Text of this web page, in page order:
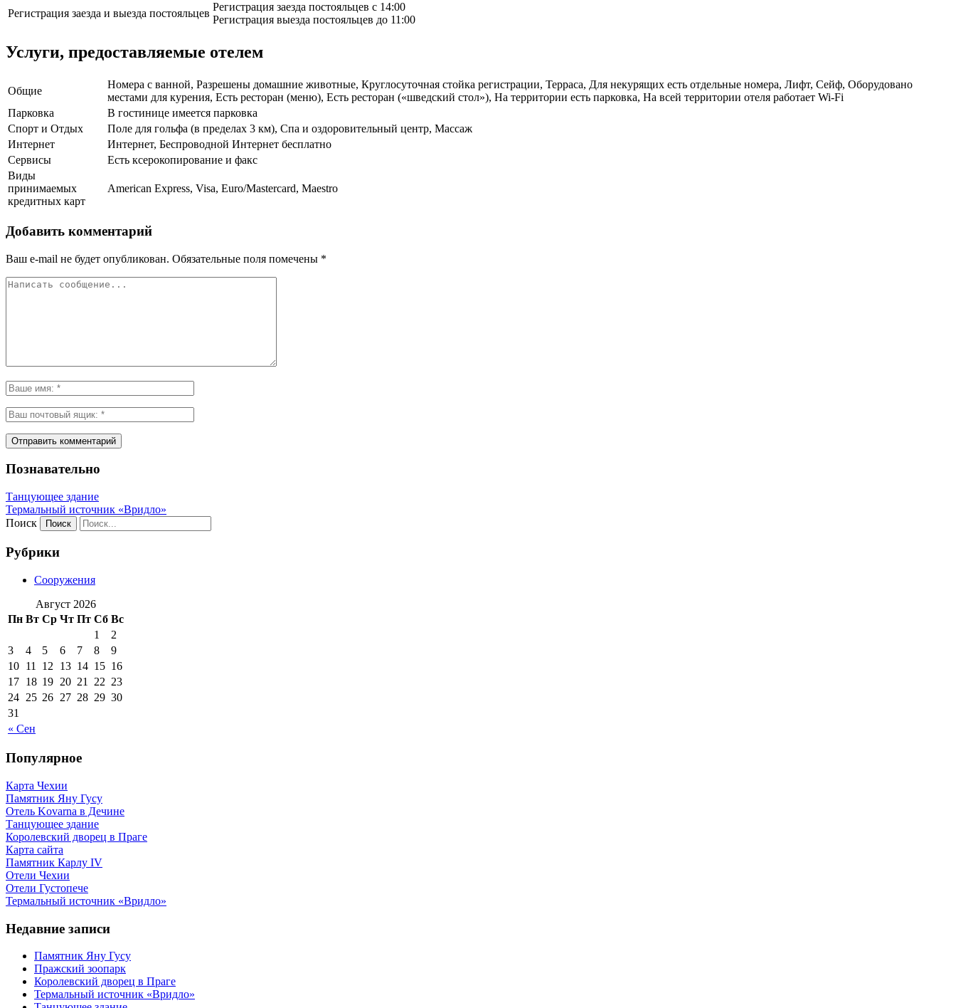
Регистрация заезда и выезда постояльцев
Регистрация заезда постояльцев с 14:00
Регистрация выезда постояльцев до 11:00
Услуги, предоставляемые отелем
Общие
Номера с ванной, Разрешены домашние животные, Круглосуточная стойка регистрации, Терраса, Для некурящих есть отдельные номера, Лифт, Сейф, Оборудовано
местами для курения, Есть ресторан (меню), Есть ресторан («шведский стол»), На территории есть парковка, На всей территории отеля работает Wi-Fi
Парковка
В гостинице имеется парковка
Спорт и Отдых
Поле для гольфа (в пределах 3 км), Спа и оздоровительный центр, Массаж
Интернет
Интернет, Беспроводной Интернет бесплатно
Сервисы
Есть ксерокопирование и факс
Виды
принимаемых
кредитных карт
American Express, Visa, Euro/Mastercard, Maestro
Добавить комментарий
Ваш e-mail не будет опубликован. Обязательные поля помечены *
Познавательно
Танцующее здание
Термальный источник «Вридло»
Поиск
Рубрики
Сооружения
Август 2026
Пн Вт Ср Чт Пт Сб Вс
« Сен
1
2
3
4 5 6 7 8
9
10 11 12 13 14 15 16
17 18 19 20 21 22 23
24 25 26 27 28 29 30
31
Популярное
Карта Чехии
Памятник Яну Гусу
Отель Kovarna в Дечине
Танцующее здание
Королевский дворец в Праге
Карта сайта
Памятник Карлу IV
Отели Чехии
Отели Густопече
Термальный источник «Вридло»
Недавние записи
Памятник Яну Гусу
Пражский зоопарк
Королевский дворец в Праге
Термальный источник «Вридло»